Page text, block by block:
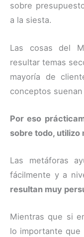
sobre
a la siesta.
Las cosas del
resultar temas
mayoría de
conceptos
Por eso
sobre todo, utilizo
Las metáforas
fácilmente y a
resultan muy
Mientras que si
lo importante